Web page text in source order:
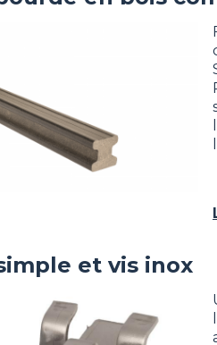
et vis inox